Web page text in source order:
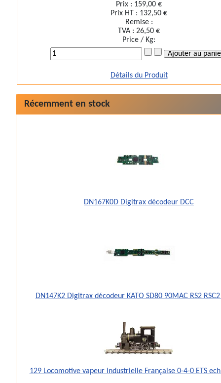
Prix : 159,00 €
Prix HT : 132,50 €
Remise :
TVA :26,50 €
Price / Kg:
Détails du Produit
Récemment en stock
DN167K0D Digitrax décodeur DCC
DN147K2 Digitrax décodeur KATO SD80 90MAC RS2 RSC2
129 Locomotive vapeur industrielle Française 0-4-0 ETS